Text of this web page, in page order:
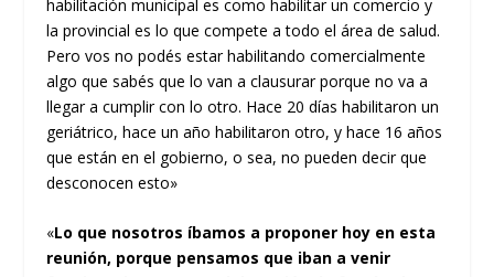
habilitación municipal es como habilitar un comercio y
la provincial es lo que compete a todo el área de salud.
Pero vos no podés estar habilitando comercialmente
algo que sabés que lo van a clausurar porque no va a
llegar a cumplir con lo otro. Hace 20 días habilitaron un
geriátrico, hace un año habilitaron otro, y hace 16 años
que están en el gobierno, o sea, no pueden decir que
desconocen esto»
«Lo que nosotros íbamos a proponer hoy en esta
reunión, porque pensamos que iban a venir